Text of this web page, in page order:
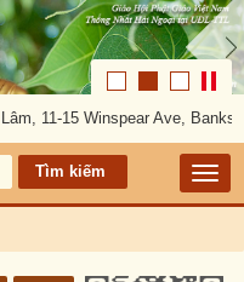
15 Winspear Ave, Bankstown,